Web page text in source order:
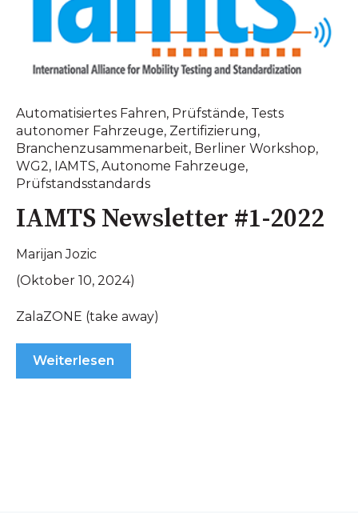
Automatisiertes Fahren, Prüfstände, Tests
autonomer Fahrzeuge, Zertifizierung,
Branchenzusammenarbeit, Berliner Workshop,
WG2, IAMTS, Autonome Fahrzeuge,
Prüfstandsstandards
IAMTS Newsletter #1-2022
Marijan Jozic
(Oktober 10, 2024)
ZalaZONE (take away)
Weiterlesen